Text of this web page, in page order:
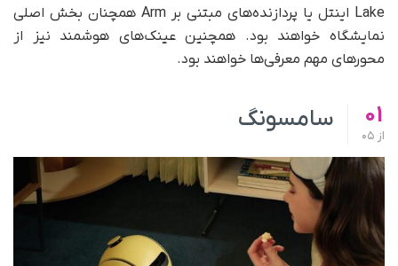
Lake اینتل یا پردازنده‌های مبتنی بر Arm همچنان بخش اصلی
نمایشگاه خواهند بود. همچنین عینک‌های هوشمند نیز از
محورهای مهم معرفی‌ها خواهند بود.
01
از
سامسونگ